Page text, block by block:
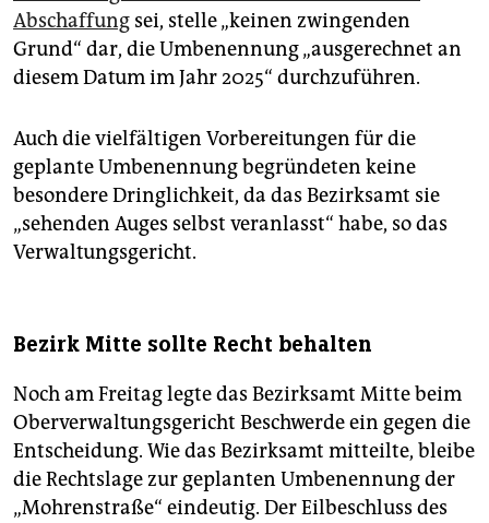
Abschaffung sei, stelle „keinen zwingenden
Grund“ dar, die Umbenennung „ausgerechnet an
diesem Datum im Jahr 2025“ durchzuführen.
Auch die vielfältigen Vorbereitungen für die
geplante Umbenennung begründeten keine
besondere Dringlichkeit, da das Bezirksamt sie
„sehenden Auges selbst veranlasst“ habe, so das
Verwaltungsgericht.
Bezirk Mitte sollte Recht behalten
Noch am Freitag legte das Bezirksamt Mitte beim
Oberverwaltungsgericht Beschwerde ein gegen die
Entscheidung. Wie das Bezirksamt mitteilte, bleibe
die Rechtslage zur geplanten Umbenennung der
„Mohrenstraße“ eindeutig. Der Eilbeschluss des